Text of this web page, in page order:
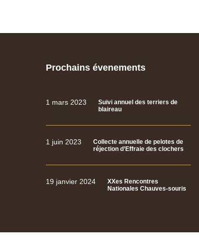
Prochains évenements
1 mars 2023
Suivi annuel des terriers de
blaireau
1 juin 2023
Collecte annuelle de pelotes de
réjection d’Effraie des clochers
19 janvier 2024
XXes Rencontres
Nationales Chauves-souris